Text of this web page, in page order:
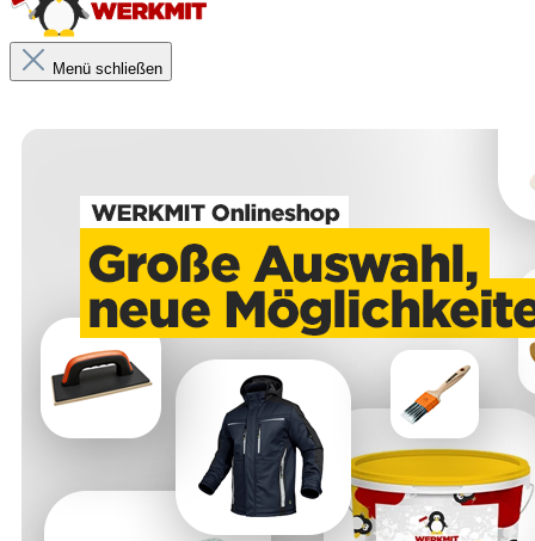
Menü schließen